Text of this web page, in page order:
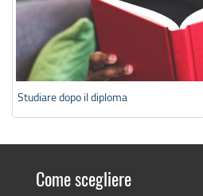
Studiare dopo il diploma
Come scegliere